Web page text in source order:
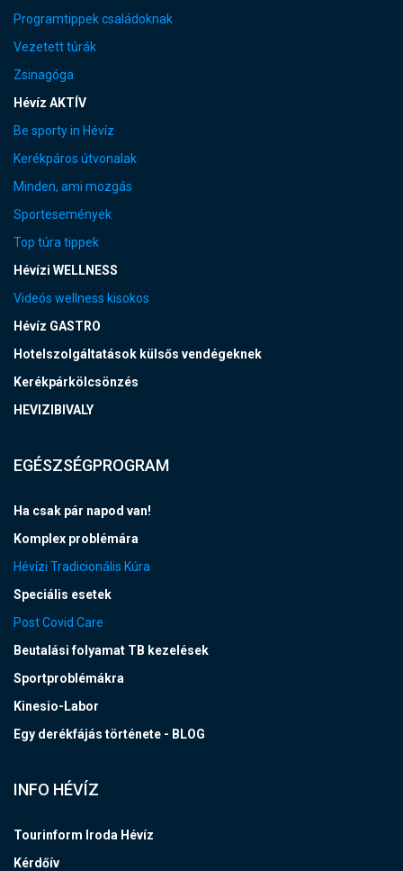
Programtippek családoknak
Vezetett túrák
Zsinagóga
Hévíz AKTÍV
Be sporty in Hévíz
Kerékpáros útvonalak
Minden, ami mozgás
Sportesemények
Top túra tippek
Hévízi WELLNESS
Videós wellness kisokos
Hévíz GASTRO
Hotelszolgáltatások külsős vendégeknek
Kerékpárkölcsönzés
HEVIZIBIVALY
EGÉSZSÉGPROGRAM
Ha csak pár napod van!
Komplex problémára
Hévízi Tradicionális Kúra
Speciális esetek
Post Covid Care
Beutalási folyamat TB kezelések
Sportproblémákra
Kinesio-Labor
Egy derékfájás története - BLOG
INFO HÉVÍZ
Tourinform Iroda Hévíz
Kérdőív